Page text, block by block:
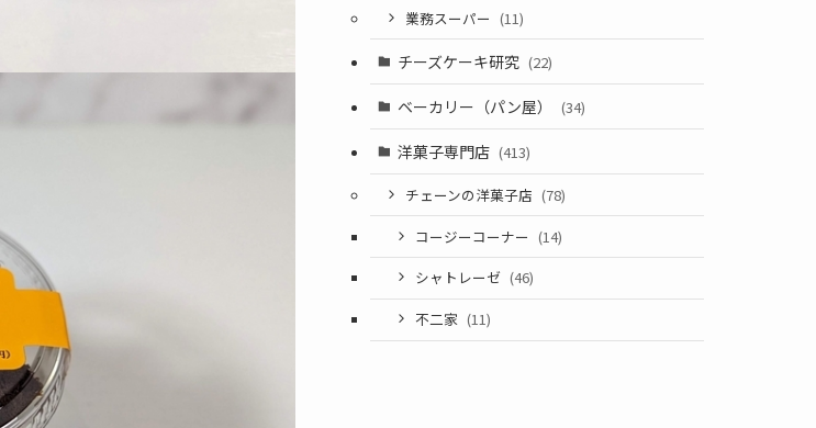
業務スーパー (11)
チーズケーキ研究 (22)
ベーカリー（パン屋） (34)
洋菓子専門店 (413)
チェーンの洋菓子店 (78)
コージーコーナー (14)
シャトレーゼ (46)
不二家 (11)